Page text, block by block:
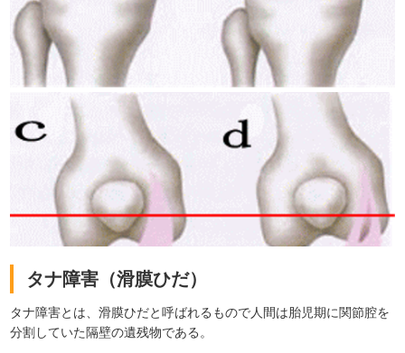
タナ障害（滑膜ひだ）
タナ障害とは、滑膜ひだと呼ばれるもので人間は胎児期に関節腔を
分割していた隔壁の遺残物である。